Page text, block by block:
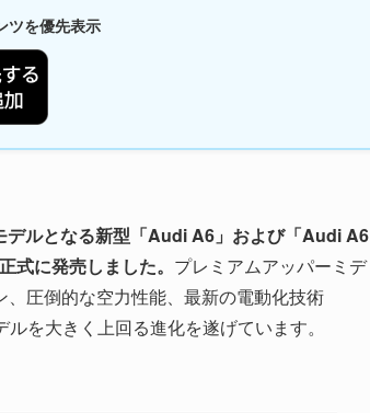
ツを優先表示
デルとなる新型「Audi A6」および「Audi A6
に発売しました。 プレミアムアッパーミデ
圧倒的な空力性能、最新の電動化技術
を大きく上回る進化を遂げています。